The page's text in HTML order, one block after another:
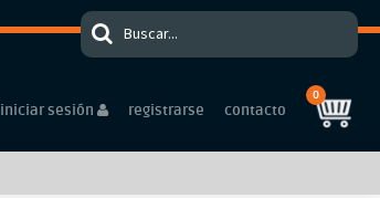
iniciar sesión registrarse contacto
0